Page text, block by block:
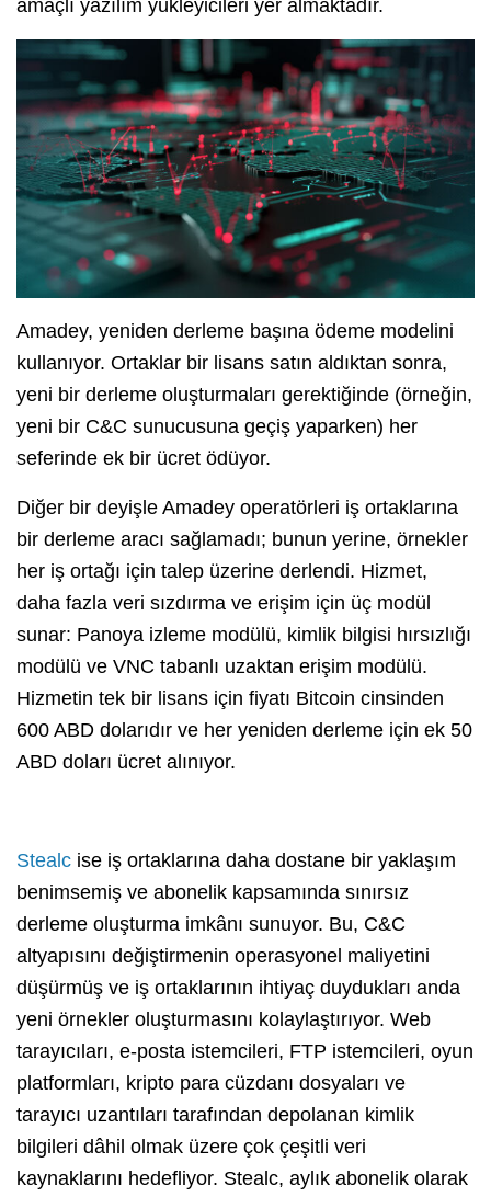
amaçlı yazılım yükleyicileri yer almaktadır.
Amadey, yeniden derleme başına ödeme modelini
kullanıyor. Ortaklar bir lisans satın aldıktan sonra,
yeni bir derleme oluşturmaları gerektiğinde (örneğin,
yeni bir C&C sunucusuna geçiş yaparken) her
seferinde ek bir ücret ödüyor.
Diğer bir deyişle Amadey operatörleri iş ortaklarına
bir derleme aracı sağlamadı; bunun yerine, örnekler
her iş ortağı için talep üzerine derlendi. Hizmet,
daha fazla veri sızdırma ve erişim için üç modül
sunar: Panoya izleme modülü, kimlik bilgisi hırsızlığı
modülü ve VNC tabanlı uzaktan erişim modülü.
Hizmetin tek bir lisans için fiyatı Bitcoin cinsinden
600 ABD dolarıdır ve her yeniden derleme için ek 50
ABD doları ücret alınıyor.
Stealc ise iş ortaklarına daha dostane bir yaklaşım
benimsemiş ve abonelik kapsamında sınırsız
derleme oluşturma imkânı sunuyor. Bu, C&C
altyapısını değiştirmenin operasyonel maliyetini
düşürmüş ve iş ortaklarının ihtiyaç duydukları anda
yeni örnekler oluşturmasını kolaylaştırıyor. Web
tarayıcıları, e-posta istemcileri, FTP istemcileri, oyun
platformları, kripto para cüzdanı dosyaları ve
tarayıcı uzantıları tarafından depolanan kimlik
bilgileri dâhil olmak üzere çok çeşitli veri
kaynaklarını hedefliyor. Stealc, aylık abonelik olarak